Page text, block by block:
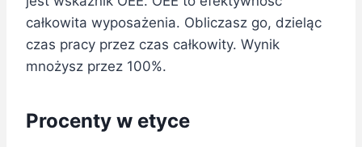
całkowita wyposażenia. Obliczasz go, dzieląc
czas pracy przez czas całkowity. Wynik
mnożysz przez 100%.
Procenty w etyce